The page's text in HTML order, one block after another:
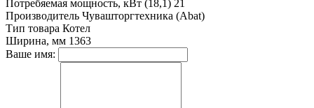
Потребяемая мощность, кВт (18,1) 21
Производитель Чувашторгтехника (Abat)
Тип товара Котел
Ширина, мм 1363
Ваше имя: